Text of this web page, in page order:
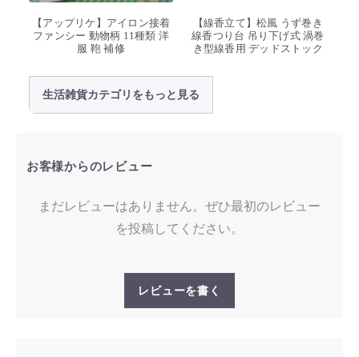
【アップリケ】アイロン接着
ファンシー 動物柄 11種類 洋
服 鞄 補修
【線香立て】松風 うず巻き
線香つり台 吊り下げ式 渦巻
き型線香用 デッドストック
生活雑貨カテゴリをもっと見る
お客様からのレビュー
まだレビューはありません。ぜひ最初のレビュー
を投稿してください。
レビューを書く